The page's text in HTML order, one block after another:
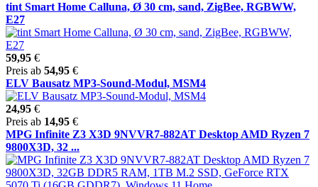
tint Smart Home Calluna, Ø 30 cm, sand, ZigBee, RGBWW,
E27
59,95 €
Preis ab 54,95 €
ELV Bausatz MP3-Sound-Modul, MSM4
24,95 €
Preis ab 14,95 €
MPG Infinite Z3 X3D 9NVVR7-882AT Desktop AMD Ryzen 7
9800X3D, 32 ...